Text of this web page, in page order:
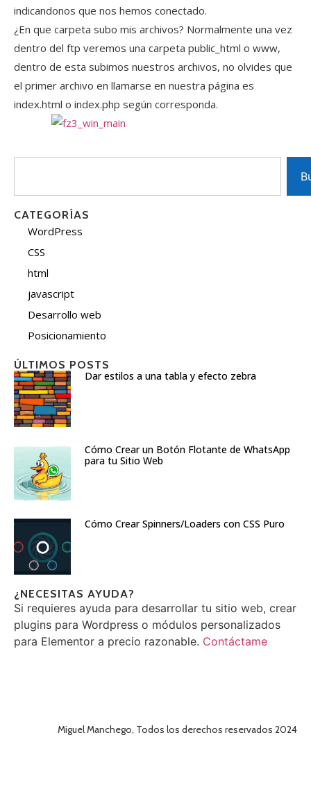
indicandonos que nos hemos conectado.
¿En que carpeta subo mis archivos? Normalmente una vez
dentro del ftp veremos una carpeta public_html o www,
dentro de esta subimos nuestros archivos, no olvides que
el primer archivo en llamarse en nuestra página es
index.html o index.php según corresponda.
CATEGORÍAS
WordPress
CSS
html
javascript
Desarrollo web
Posicionamiento
ÚLTIMOS POSTS
Dar estilos a una tabla y efecto zebra
Cómo Crear un Botón Flotante de WhatsApp
para tu Sitio Web
Cómo Crear Spinners/Loaders con CSS Puro
¿NECESITAS AYUDA?
Si requieres ayuda para desarrollar tu sitio web, crear
plugins para Wordpress o módulos personalizados
para Elementor a precio razonable. Contáctame
Miguel Manchego, Todos los derechos reservados 2024